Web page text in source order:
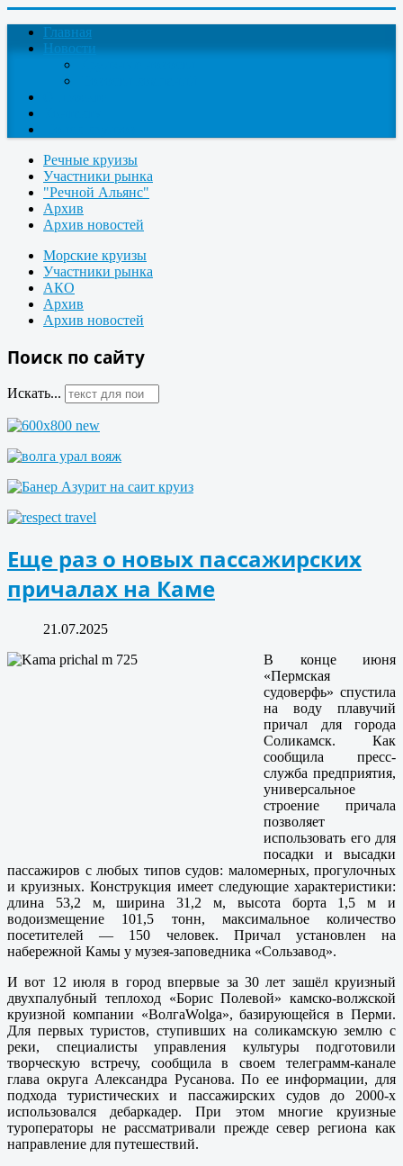
Главная
Новости
Речные круизы
Участники рынка
"Речной Альянс"
Архив
Архив новостей
Морские круизы
Участники рынка
АКО
Архив
Архив новостей
Поиск по сайту
Искать...
Еще раз о новых пассажирских
причалах на Каме
21.07.2025
В конце июня
«Пермская
судоверфь» спустила
на воду плавучий
причал для города
Соликамск. Как
сообщила пресс-
служба предприятия,
универсальное
строение причала
позволяет
использовать его для
посадки и высадки
пассажиров с любых типов судов: маломерных, прогулочных
и круизных. Конструкция имеет следующие характеристики:
длина 53,2 м, ширина 31,2 м, высота борта 1,5 м и
водоизмещение 101,5 тонн, максимальное количество
посетителей — 150 человек. Причал установлен на
набережной Камы у музея-заповедника «Сользавод».
И вот 12 июля в город впервые за 30 лет зашёл круизный
двухпалубный теплоход «Борис Полевой» камско-волжской
круизной компании «ВолгаWolga», базирующейся в Перми.
Для первых туристов, ступивших на соликамскую землю с
реки, специалисты управления культуры подготовили
творческую встречу, сообщила в своем телеграмм-канале
глава округа Александра Русанова. По ее информации, для
подхода туристических и пассажирских судов до 2000-х
использовался дебаркадер. При этом многие круизные
туроператоры не рассматривали прежде север региона как
направление для путешествий.